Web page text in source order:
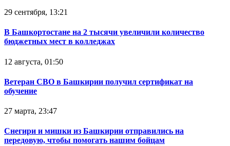
29 сентября, 13:21
В Башкортостане на 2 тысячи увеличили количество
бюджетных мест в колледжах
12 августа, 01:50
Ветеран СВО в Башкирии получил сертификат на
обучение
27 марта, 23:47
Снегири и мишки из Башкирии отправились на
передовую, чтобы помогать нашим бойцам